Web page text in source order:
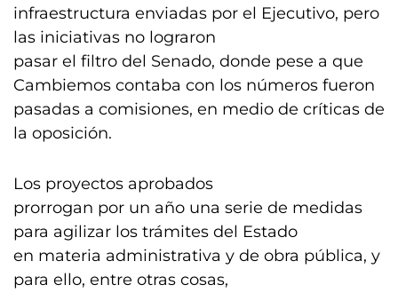
infraestructura enviadas por el Ejecutivo, pero
las iniciativas no lograron
pasar el filtro del Senado, donde pese a que
Cambiemos contaba con los números fueron
pasadas a comisiones, en medio de críticas de
la oposición.
Los proyectos aprobados
prorrogan por un año una serie de medidas
para agilizar los trámites del Estado
en materia administrativa y de obra pública, y
para ello, entre otras cosas,